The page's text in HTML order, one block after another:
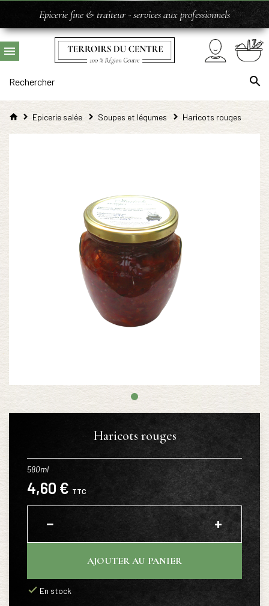
Epicerie fine & traiteur - services aux professionnels
Epicerie salée Soupes et légumes Haricots rouges
Haricots rouges
580ml
4,60 € TTC
− +
AJOUTER AU PANIER
En stock